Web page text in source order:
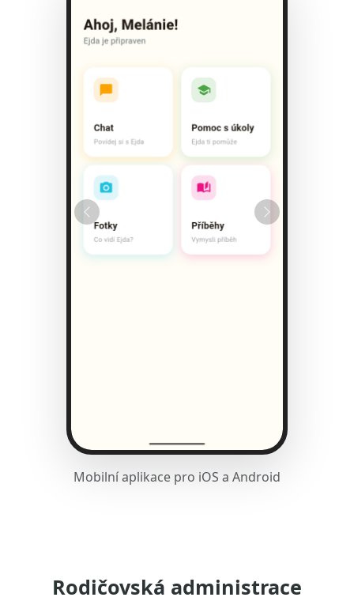
Mobilní aplikace pro iOS a Android
Rodičovská administrace